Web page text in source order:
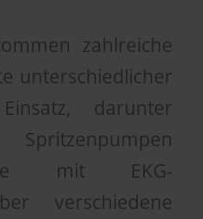
zahlreiche
unterschiedlicher
darunter
Spritzenpumpen
mit EKG-
verschiedene